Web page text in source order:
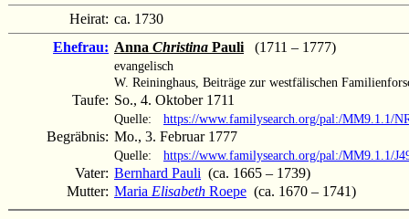
Heirat: ca. 1730
Ehefrau: Anna Christina Pauli (1711 – 1777)
evangelisch
W. Reininghaus, Beiträge zur westfälischen
Taufe: So., 4. Oktober 1711
Quelle: https://www.familysearch.org/pal:/MM9.1.1/
Begräbnis: Mo., 3. Februar 1777
Quelle: https://www.familysearch.org/pal:/MM9.1.1/
Vater: Bernhard Pauli (ca. 1665 – 1739)
Mutter: Maria Elisabeth Roepe (ca. 1670 – 1741)